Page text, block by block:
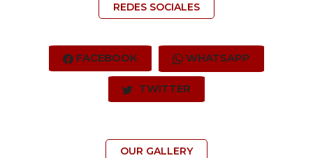
REDES SOCIALES
FACEBOOK WHATSAPP
TWITTER
OUR GALLERY